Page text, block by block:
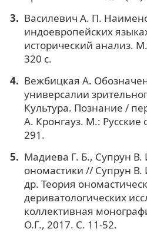
Василевич А. П.
индоевропейских
исторический анализ.
320 с.
Вежбицкая А.
универсалии
Культура. Познание /
А. Кронгауз. М.: Русские
291.
Мадиева Г. Б., Супрун
ономастики // Супрун В.
др. Теория
дериватологических
коллективная
О.Г., 2017. С. 11-52.